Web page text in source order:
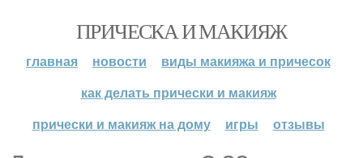
ПРИЧЕСКА И МАКИЯЖ
главная новости
виды макияжа и причесок
как делать прически и макияж
прически и макияж на дому
игры отзывы